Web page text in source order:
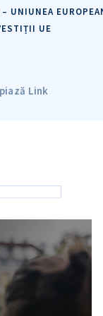
UNIUNEA
UE
Link